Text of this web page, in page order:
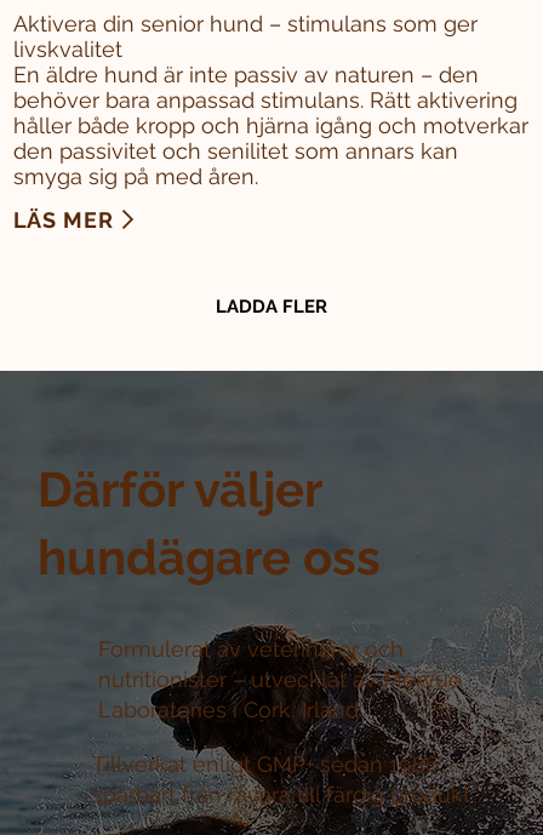
Därför väljer
hundägare oss
Formulerat av veterinärer och
nutritionister –utvecklat av Mervue
Laboratories i Cork, Irland
Tillverkat enligt GMP+ sedan 1986 –
spårbart från råvara till färdig produkt
Aktivera din senior hund – stimulans som ger
livskvalitet
En äldre hund är inte passiv av naturen – den
behöver bara anpassad stimulans. Rätt aktivering
håller både kropp och hjärna igång och motverkar
den passivitet och senilitet som annars kan
smyga sig på med åren.
LÄS MER
LADDA FLER